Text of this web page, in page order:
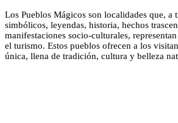
Los Pueblos Mágicos son localidades que, a
simbólicos, leyendas, historia, hechos
manifestaciones socio-culturales,
el turismo. Estos pueblos ofrecen a los
única, llena de tradición, cultura y belleza